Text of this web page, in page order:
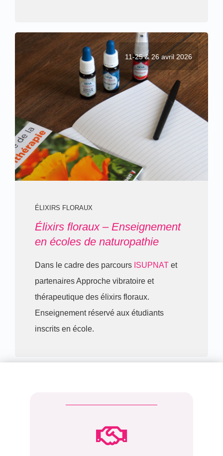
11-25 & 26 avril 2026
ÉLIXIRS FLORAUX
Élixirs floraux – Enseignement
en écoles de naturopathie
Dans le cadre des parcours ISUPNAT et
partenaires Approche vibratoire et
thérapeutique des élixirs floraux.
Enseignement réservé aux étudiants
inscrits en école.